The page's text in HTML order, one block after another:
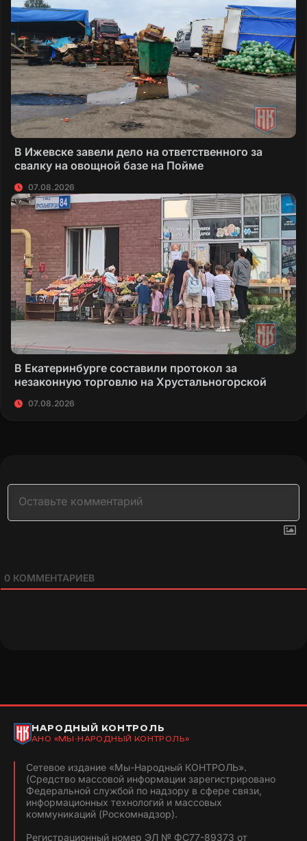
В Ижевске завели дело на ответственного за
свалку на овощной базе на Пойме
07.08.2026
В Екатеринбурге составили протокол за
незаконную торговлю на Хрустальногорской
07.08.2026
0 КОММЕНТАРИЕВ
НАРОДНЫЙ КОНТРОЛЬ
АНО «МЫ-НАРОДНЫЙ КОНТРОЛЬ»
Сетевое издание «Мы-Народный КОНТРОЛЬ».
(Средство массовой информации зарегистрировано
Федеральной службой по надзору в сфере связи,
информационных технологий и массовых
коммуникаций (Роскомнадзор).
Регистрационный номер ЭЛ № ФС77-89373 от